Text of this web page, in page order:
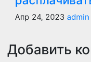
Апр 24, 2023 admin
Добавить